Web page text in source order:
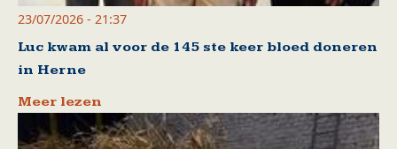
23/07/2026 - 21:37
Luc kwam al voor de 145 ste keer bloed doneren
in Herne
Meer lezen